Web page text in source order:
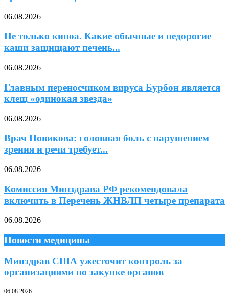
06.08.2026
Не только киноа. Какие обычные и недорогие
каши защищают печень...
06.08.2026
Главным переносчиком вируса Бурбон является
клещ «одинокая звезда»
06.08.2026
Врач Новикова: головная боль с нарушением
зрения и речи требует...
06.08.2026
Комиссия Минздрава РФ рекомендовала
включить в Перечень ЖНВЛП четыре препарата
06.08.2026
Новости медицины
Минздрав США ужесточит контроль за
организациями по закупке органов
06.08.2026